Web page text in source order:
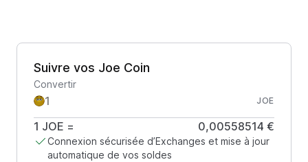
Suivre vos Joe Coin
Convertir
JOE
1 JOE = 0,00558514 €
Connexion sécurisée d’Exchanges et mise à jour
automatique de vos soldes